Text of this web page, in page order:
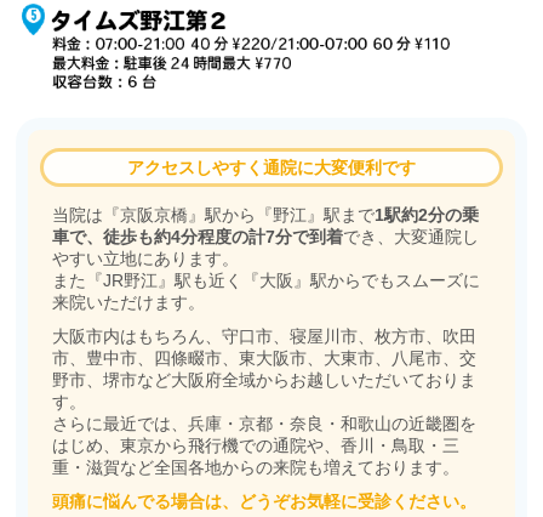
アクセスしやすく通院に大変便利です
当院は『京阪京橋』駅から『野江』駅まで1駅約2分の乗
車で、徒歩も約4分程度の計7分で到着でき、大変通院し
やすい立地にあります。
また『JR野江』駅も近く『大阪』駅からでもスムーズに
来院いただけます。
大阪市内はもちろん、守口市、寝屋川市、枚方市、吹田
市、豊中市、四條畷市、東大阪市、大東市、八尾市、交
野市、堺市など大阪府全域からお越しいただいておりま
す。
さらに最近では、兵庫・京都・奈良・和歌山の近畿圏を
はじめ、東京から飛行機での通院や、香川・鳥取・三
重・滋賀など全国各地からの来院も増えております。
頭痛に悩んでる場合は、どうぞお気軽に受診ください。